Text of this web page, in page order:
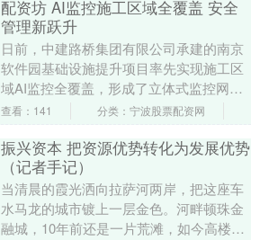
配资坊 AI监控施工区域全覆盖 安全
管理新跃升
日前，中建路桥集团有限公司承建的南京
软件园基础设施提升项目率先实现施工区
域AI监控全覆盖，形成了立体式监控网
络，实现了从“人工主导”向“数据驱动”的转
查看：141 分类：宁波股票配资网
振兴资本 把资源优势转化为发展优势
（记者手记）
当清晨的霞光洒向拉萨河两岸，把这座车
水马龙的城市镀上一层金色。河畔顿珠金
融城，10年前还是一片荒滩，如今高楼鳞